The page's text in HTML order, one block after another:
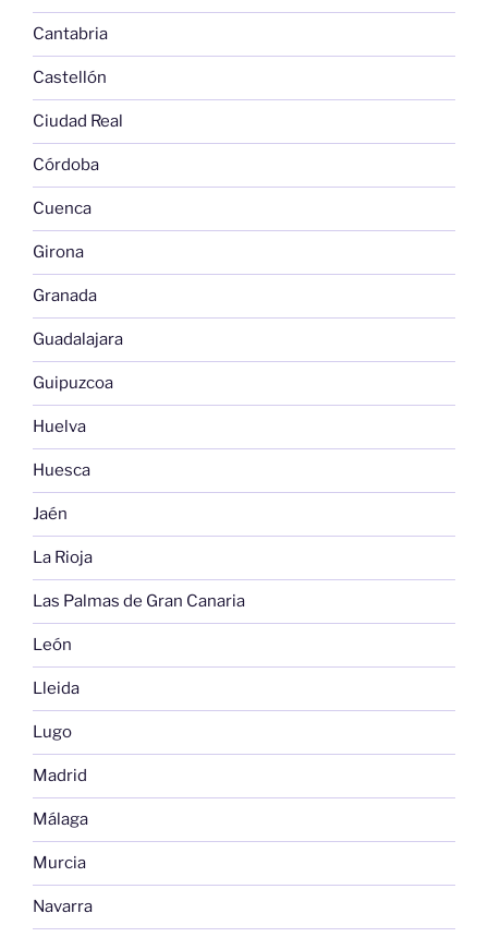
Cantabria
Castellón
Ciudad Real
Córdoba
Cuenca
Girona
Granada
Guadalajara
Guipuzcoa
Huelva
Huesca
Jaén
La Rioja
Las Palmas de Gran Canaria
León
Lleida
Lugo
Madrid
Málaga
Murcia
Navarra